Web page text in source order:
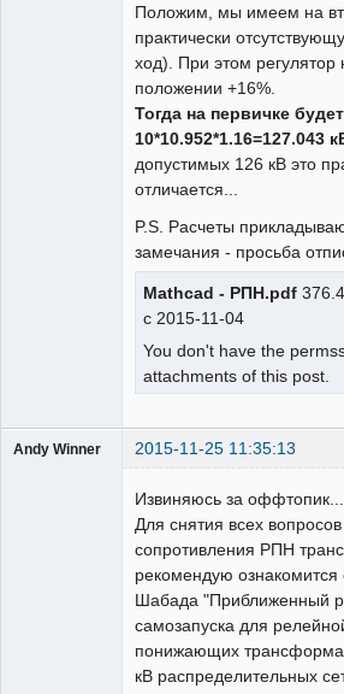
Положим, мы имеем на
практически
ход). При этом регулятор
положении +16%.
Тогда на первичке будет
10*10.952*1.16=127.043
допустимых 126 кВ это
отличается...
P.S. Расчеты
замечания - просьба
Mathcad - РПН.pdf
с 2015-11-04
You don't have the
attachments of this post.
Andy Winner 2015-11-25 11:35:13
Извиняюсь за оффтопик...
Для снятия всех
сопротивления РПН
рекомендую ознакомится
Шабада "Приближенный
самозапуска для
понижающих
кВ распределительных